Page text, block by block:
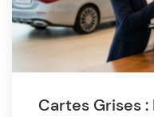
Cartes Grises